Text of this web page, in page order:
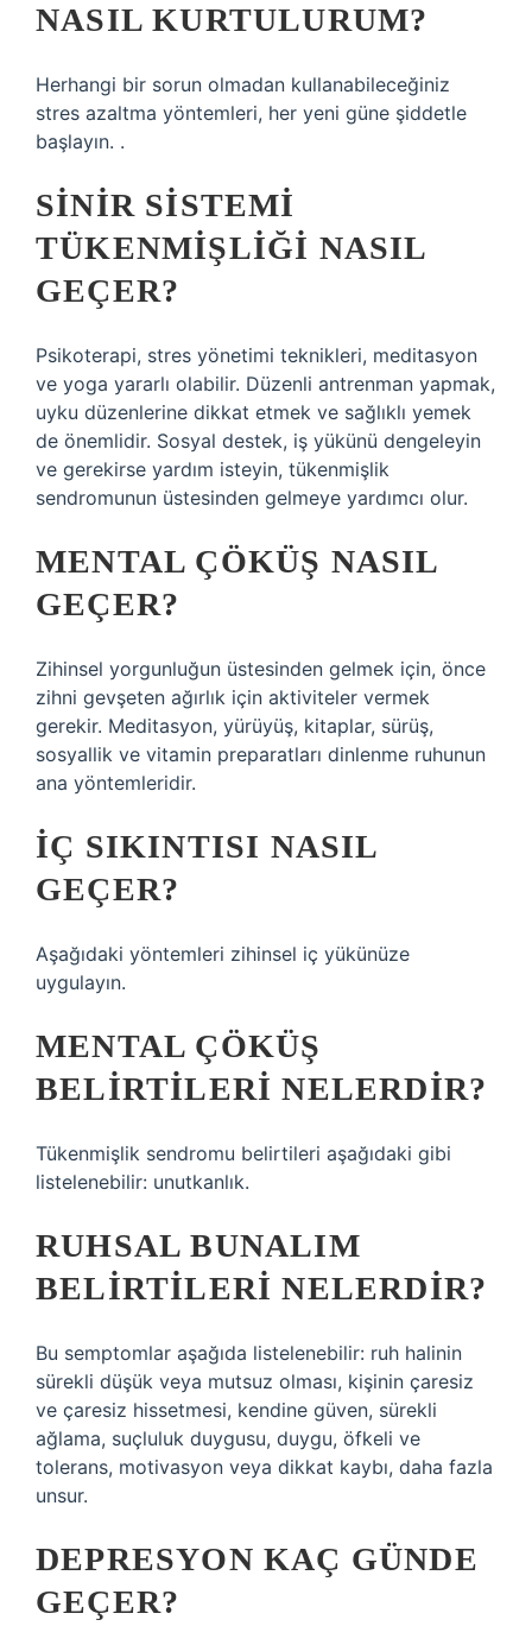
NASIL KURTULURUM?
Herhangi bir sorun olmadan kullanabileceğiniz
stres azaltma yöntemleri, her yeni güne şiddetle
başlayın. .
SINIR SISTEMI
TÜKENMIŞLIĞI NASIL
GEÇER?
Psikoterapi, stres yönetimi teknikleri, meditasyon
ve yoga yararlı olabilir. Düzenli antrenman yapmak,
uyku düzenlerine dikkat etmek ve sağlıklı yemek
de önemlidir. Sosyal destek, iş yükünü dengeleyin
ve gerekirse yardım isteyin, tükenmişlik
sendromunun üstesinden gelmeye yardımcı olur.
MENTAL ÇÖKÜŞ NASIL
GEÇER?
Zihinsel yorgunluğun üstesinden gelmek için, önce
zihni gevşeten ağırlık için aktiviteler vermek
gerekir. Meditasyon, yürüyüş, kitaplar, sürüş,
sosyallik ve vitamin preparatları dinlenme ruhunun
ana yöntemleridir.
İÇ SIKINTISI NASIL
GEÇER?
Aşağıdaki yöntemleri zihinsel iç yükünüze
uygulayın.
MENTAL ÇÖKÜŞ
BELIRTILERI NELERDIR?
Tükenmişlik sendromu belirtileri aşağıdaki gibi
listelenebilir: unutkanlık.
RUHSAL BUNALIM
BELIRTILERI NELERDIR?
Bu semptomlar aşağıda listelenebilir: ruh halinin
sürekli düşük veya mutsuz olması, kişinin çaresiz
ve çaresiz hissetmesi, kendine güven, sürekli
ağlama, suçluluk duygusu, duygu, öfkeli ve
tolerans, motivasyon veya dikkat kaybı, daha fazla
unsur.
DEPRESYON KAÇ GÜNDE
GEÇER?